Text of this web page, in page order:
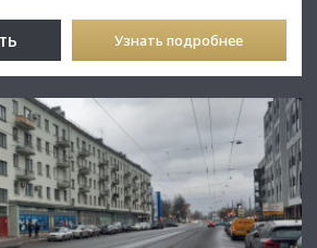
Узнать подробнее